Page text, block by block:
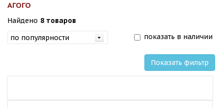
АГОГО
Найдено 8 товаров
показать в наличии
Показать фильтр